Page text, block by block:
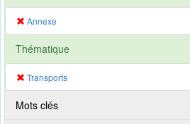
Annexe
Thématique
Transports
Mots clés